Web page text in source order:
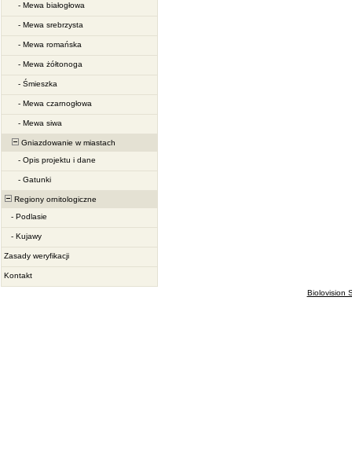
- Mewa białogłowa
- Mewa srebrzysta
- Mewa romańska
- Mewa żółtonoga
- Śmieszka
- Mewa czarnogłowa
- Mewa siwa
Gniazdowanie w miastach
- Opis projektu i dane
- Gatunki
Regiony ornitologiczne
- Podlasie
- Kujawy
Zasady weryfikacji
Kontakt
Biolovision